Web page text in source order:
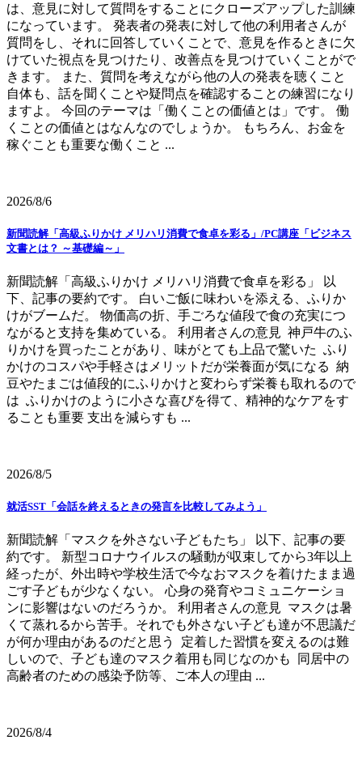
は、意見に対して質問をすることにクローズアップした訓練
になっています。 発表者の発表に対して他の利用者さんが
質問をし、それに回答していくことで、意見を作るときに欠
けていた視点を見つけたり、改善点を見つけていくことがで
きます。 また、質問を考えながら他の人の発表を聴くこと
自体も、話を聞くことや疑問点を確認することの練習になり
ますよ。 今回のテーマは「働くことの価値とは」です。 働
くことの価値とはなんなのでしょうか。 もちろん、お金を
稼ぐことも重要な働くこと ...
2026/8/6
新聞読解「高級ふりかけ メリハリ消費で食卓を彩る」/PC講座「ビジネス
文書とは？ ～基礎編～」
新聞読解「高級ふりかけ メリハリ消費で食卓を彩る」 以
下、記事の要約です。 白いご飯に味わいを添える、ふりか
けがブームだ。 物価高の折、手ごろな値段で食の充実につ
ながると支持を集めている。 利用者さんの意見 神戸牛のふ
りかけを買ったことがあり、味がとても上品で驚いた ふり
かけのコスパや手軽さはメリットだが栄養面が気になる 納
豆やたまごは値段的にふりかけと変わらず栄養も取れるので
は ふりかけのように小さな喜びを得て、精神的なケアをす
ることも重要 支出を減らすも ...
2026/8/5
就活SST「会話を終えるときの発言を比較してみよう」
新聞読解「マスクを外さない子どもたち」 以下、記事の要
約です。 新型コロナウイルスの騒動が収束してから3年以上
経ったが、外出時や学校生活で今なおマスクを着けたまま過
ごす子どもが少なくない。 心身の発育やコミュニケーショ
ンに影響はないのだろうか。 利用者さんの意見 マスクは暑
くて蒸れるから苦手。それでも外さない子ども達が不思議だ
が何か理由があるのだと思う 定着した習慣を変えるのは難
しいので、子ども達のマスク着用も同じなのかも 同居中の
高齢者のための感染予防等、ご本人の理由 ...
2026/8/4